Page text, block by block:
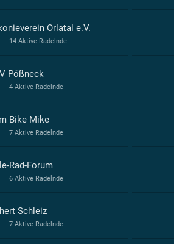
Orlatal e.V.
14 Aktive Radelnde
Pößneck
4 Aktive Radelnde
Bike Mike
7 Aktive Radelnde
Rad-Forum
6 Aktive Radelnde
Schleiz
7 Aktive Radelnde